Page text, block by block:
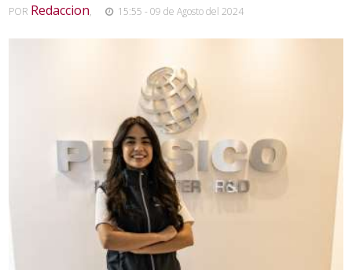
POR Redaccion, 15:55 - 09 de Agosto del 2024